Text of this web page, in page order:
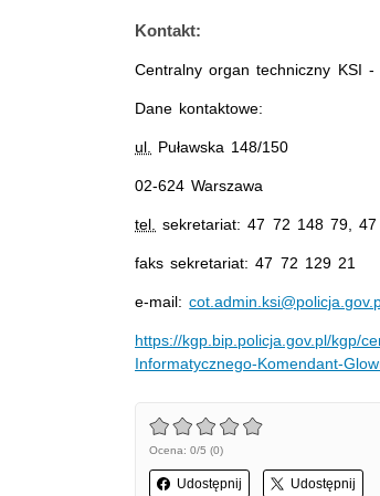
Kontakt:
Centralny organ techniczny KSI -
Dane kontaktowe:
ul. Puławska 148/150
02-624 Warszawa
tel. sekretariat: 47 72 148 79,
faks sekretariat: 47 72 129 21
e-mail:
https://kgp.bip.policja.gov.pl/kgp/
Informatycznego-Komendant-
Ocena: 0/5 (0)
Udostępnij Udostępnij